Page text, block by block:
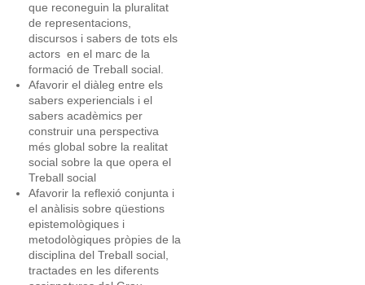
que reconeguin la pluralitat
de representacions,
discursos i sabers de tots els
actors en el marc de la
formació de Treball social.
Afavorir el diàleg entre els
sabers experiencials i el
sabers acadèmics per
construir una perspectiva
més global sobre la realitat
social sobre la que opera el
Treball social
Afavorir la reflexió conjunta i
el anàlisis sobre qüestions
epistemològiques i
metodològiques pròpies de la
disciplina del Treball social,
tractades en les diferents